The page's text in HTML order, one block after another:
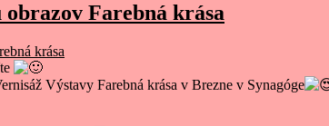
obrazov Farebná krása
Výstavy Farebná krása v Brezne v Synagóge